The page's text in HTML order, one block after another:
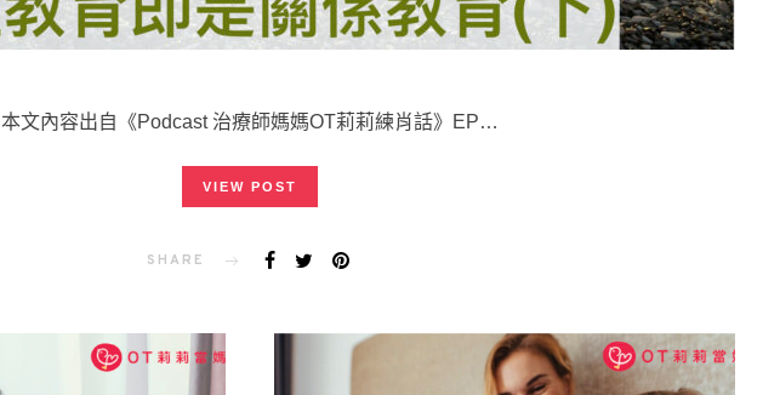
本文內容出自《Podcast 治療師媽媽OT莉莉練肖話》EP…
VIEW POST
SHARE